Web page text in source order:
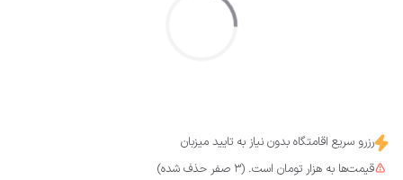
رزرو سریع اقامتگاه بدون نیاز به تایید میزبان
قیمت‌ها به هزار تومان است. (3 صفر حذف شده)